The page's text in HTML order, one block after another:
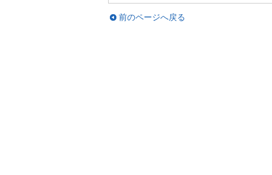
前のページへ戻る